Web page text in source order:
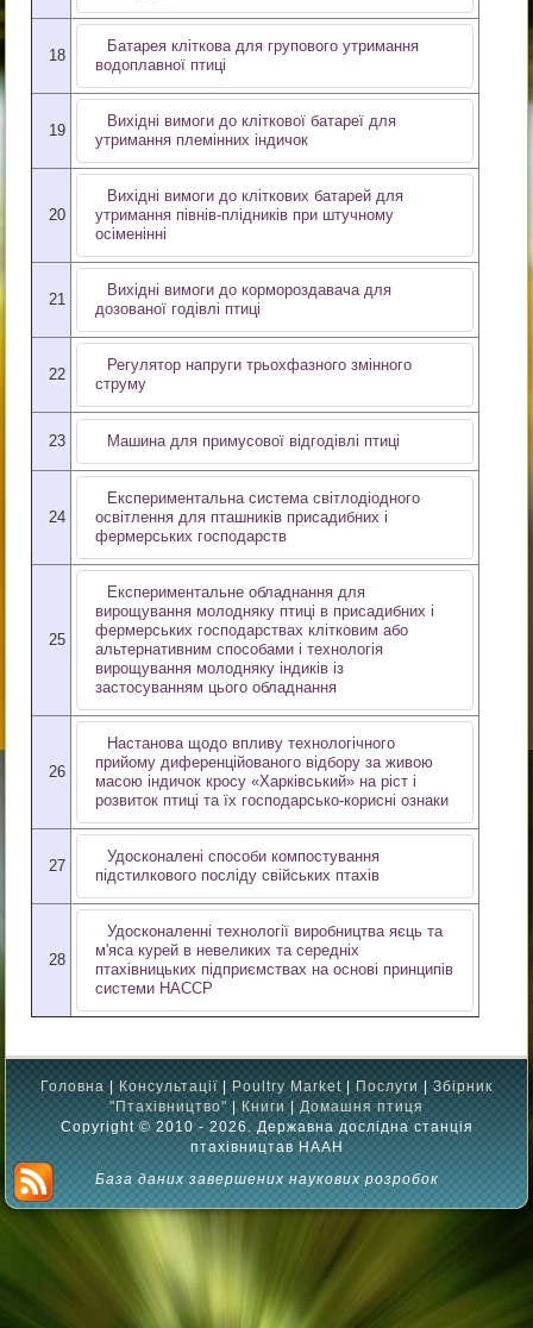
18
Батарея кліткова для групового утримання
водоплавної птиці
19
Вихідні вимоги до кліткової батареї для
утримання племінних індичок
20
Вихідні вимоги до кліткових батарей для
утримання півнів-плідників при штучному
осіменінні
21
Вихідні вимоги до кормороздавача для
дозованої годівлі птиці
22
Регулятор напруги трьохфазного змінного
струму
23 Машина для примусової відгодівлі птиці
24
Експериментальна система світлодіодного
освітлення для пташників присадибних і
фермерських господарств
25
Експериментальне обладнання для
вирощування молодняку птиці в присадибних і
фермерських господарствах клітковим або
альтернативним способами і технологія
вирощування молодняку індиків із
застосуванням цього обладнання
26
Настанова щодо впливу технологічного
прийому диференційованого відбору за живою
масою індичок кросу «Харківський» на ріст і
розвиток птиці та їх господарсько-корисні ознаки
27
Удосконалені способи компостування
підстилкового посліду свійських птахів
28
Удосконаленні технології виробництва яєць та
м'яса курей в невеликих та середніх
птахівницьких підприємствах на основі принципів
системи HACCP
Головна Консультації Poultry Market Послуги
Збірник
"Птахівництво"
Книги
Домашня птиця
Copyright © 2010 - 2026. Державна дослідна станція
птахівництав НААН
База даних завершених наукових розробок